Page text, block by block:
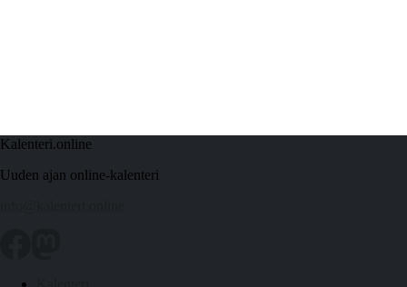
Kalenteri.online
Uuden ajan online-kalenteri